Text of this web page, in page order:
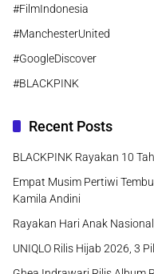
#FilmIndonesia
#ManchesterUnited
#GoogleDiscover
#BLACKPINK
Recent Posts
BLACKPINK Rayakan 10
Empat Musim Pertiwi
Kamila Andini
Rayakan Hari Anak
UNIQLO Rilis Hijab 2026, 3